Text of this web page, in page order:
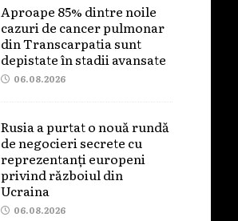
Aproape 85% dintre noile
cazuri de cancer pulmonar
din Transcarpatia sunt
depistate în stadii avansate
06.08.2026
Rusia a purtat o nouă rundă
de negocieri secrete cu
reprezentanți europeni
privind războiul din
Ucraina
06.08.2026